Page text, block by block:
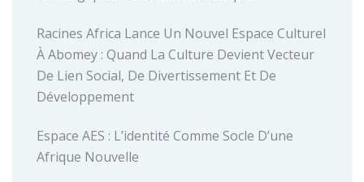
Racines Africa Lance Un Nouvel Espace Culturel
À Abomey : Quand La Culture Devient Vecteur
De Lien Social, De Divertissement Et De
Développement
Espace AES : L’identité Comme Socle D’une
Afrique Nouvelle